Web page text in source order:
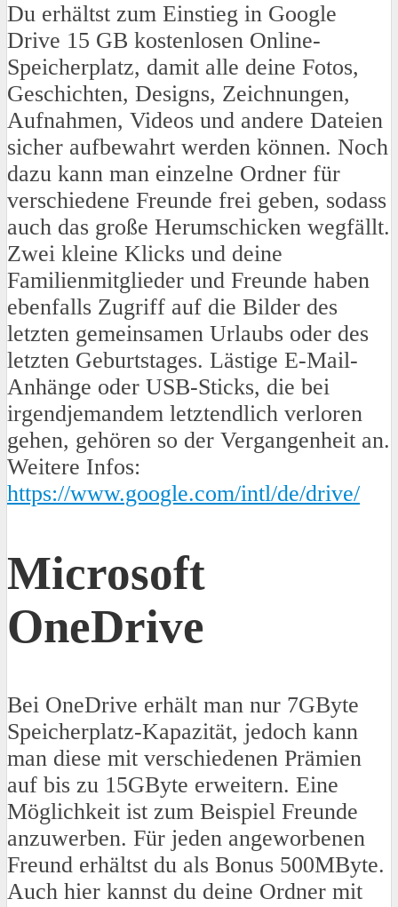
Du erhältst zum Einstieg in Google
Drive 15 GB kostenlosen Online-
Speicherplatz, damit alle deine Fotos,
Geschichten, Designs, Zeichnungen,
Aufnahmen, Videos und andere Dateien
sicher aufbewahrt werden können. Noch
dazu kann man einzelne Ordner für
verschiedene Freunde frei geben, sodass
auch das große Herumschicken wegfällt.
Zwei kleine Klicks und deine
Familienmitglieder und Freunde haben
ebenfalls Zugriff auf die Bilder des
letzten gemeinsamen Urlaubs oder des
letzten Geburtstages. Lästige E-Mail-
Anhänge oder USB-Sticks, die bei
irgendjemandem letztendlich verloren
gehen, gehören so der Vergangenheit an.
Weitere Infos:
https://www.google.com/intl/de/drive/
Microsoft
OneDrive
Bei OneDrive erhält man nur 7GByte
Speicherplatz-Kapazität, jedoch kann
man diese mit verschiedenen Prämien
auf bis zu 15GByte erweitern. Eine
Möglichkeit ist zum Beispiel Freunde
anzuwerben. Für jeden angeworbenen
Freund erhältst du als Bonus 500MByte.
Auch hier kannst du deine Ordner mit